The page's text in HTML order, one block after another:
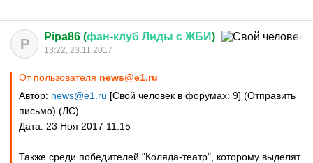
P Pipa86 (фан-клуб Лиды с ЖБИ)
13:22, 23.11.2017
От пользователя news@e1.ru
Автор: news@e1.ru [Свой человек в форумах: 9] (Отправить
письмо) (ЛС)
Дата: 23 Ноя 2017 11:15
Также среди победителей "Коляда-театр", которому выделят